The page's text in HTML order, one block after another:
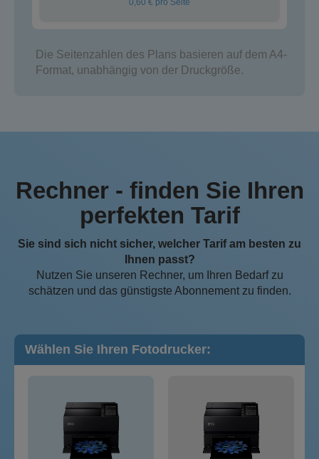
0,60 € pro Seite
Die Seitenzahlen des Plans basieren auf dem A4-
Format, unabhängig von der Druckgröße.
Rechner - finden Sie Ihren
perfekten Tarif
Sie sind sich nicht sicher, welcher Tarif am besten zu
Ihnen passt?
Nutzen Sie unseren Rechner, um Ihren Bedarf zu
schätzen und das günstigste Abonnement zu finden.
Wählen Sie Ihren Fotodrucker: